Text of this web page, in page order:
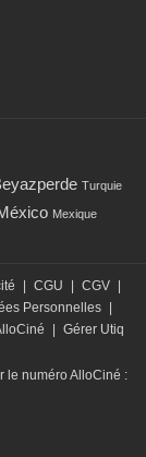
Turquie
Mexique
CGU CGV
Personnelles
Gérer Utiq
le numéro AlloCiné :